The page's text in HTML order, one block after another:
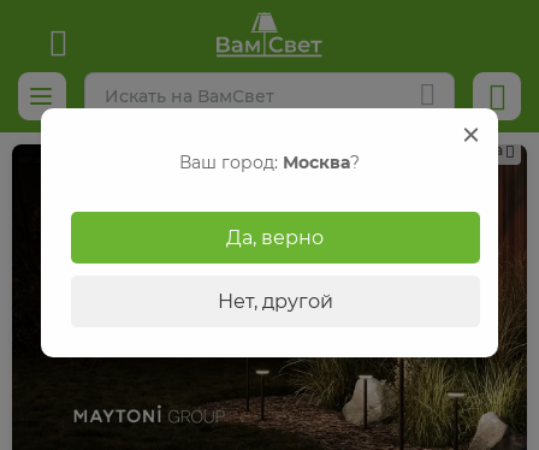
Реклама
Ваш город: Москва?
Да, верно
Нет, другой